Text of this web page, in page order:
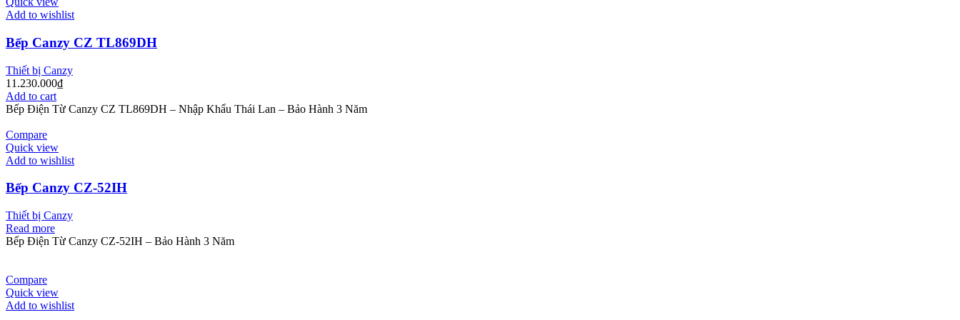
Add to wishlist
Bếp Canzy CZ TL869DH
Thiết bị Canzy
11.230.000₫
Add to cart
Bếp Điện Từ Canzy CZ TL869DH – Nhập Khẩu Thái Lan – Bảo Hành 3 Năm
Compare
Quick view
Add to wishlist
Bếp Canzy CZ-52IH
Thiết bị Canzy
Read more
Bếp Điện Từ Canzy CZ-52IH – Bảo Hành 3 Năm
Compare
Quick view
Add to wishlist